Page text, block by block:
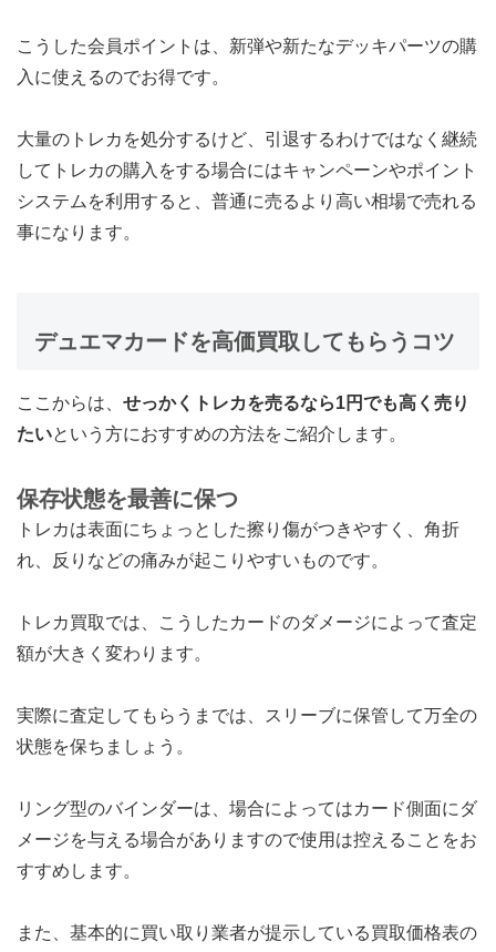
こうした会員ポイントは、新弾や新たなデッキパーツの購
入に使えるのでお得です。
大量のトレカを処分するけど、引退するわけではなく継続
してトレカの購入をする場合にはキャンペーンやポイント
システムを利用すると、普通に売るより高い相場で売れる
事になります。
デュエマカードを高価買取してもらうコツ
ここからは、 せっかくトレカを売るなら1円でも高く売り
たいという方におすすめの方法をご紹介します。
保存状態を最善に保つ
トレカは表面にちょっとした擦り傷がつきやすく、角折
れ、反りなどの痛みが起こりやすいものです。
トレカ買取では、こうしたカードのダメージによって査定
額が大きく変わります。
実際に査定してもらうまでは、スリーブに保管して万全の
状態を保ちましょう。
リング型のバインダーは、場合によってはカード側面にダ
メージを与える場合がありますので使用は控えることをお
すすめします。
また、基本的に買い取り業者が提示している買取価格表の